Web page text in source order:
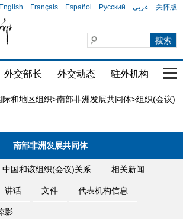
English Français Español Русский عربي 关怀版
外交部长 外交动态 驻外机构 国
际和地区组织>南部非洲发展共同体>组织(会议)
南部非洲发展共同体
中国和该组织(会议)关系 相关新闻
讲话 文件 代表机构信息
影